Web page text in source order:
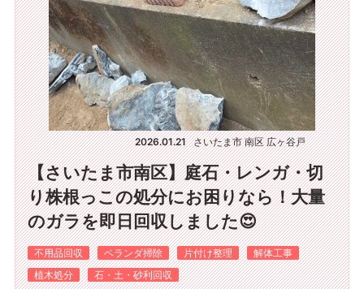
2026.01.21 さいたま市 南区 広ヶ谷戸
【さいたま市南区】庭石・レンガ・切
り株根っこの処分にお困りなら！大量
のガラを即日回収しました😍
不用品回収 ベランダ掃除 片付け整理
解体工事
植木処分
石・土・砂利回収